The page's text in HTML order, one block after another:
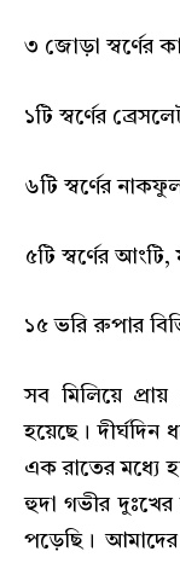
৩ জোড়া স্বর্ণের
১টি স্বর্ণের
৬টি স্বর্ণের
৫টি স্বর্ণের
১৫ ভরি রুপার
সব মিলিয়ে
হয়েছে।
এক রাতের মধ্যে
হুদা গভীর
পড়েছি। আমাদের